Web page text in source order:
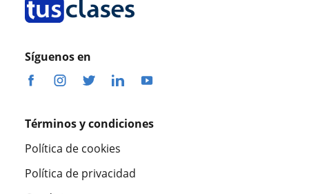
Síguenos en
Términos y condiciones
Política de cookies
Política de privacidad